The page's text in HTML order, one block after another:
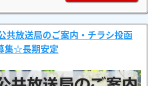
共放送局のご案内・チラシ投函
集☆長期安定